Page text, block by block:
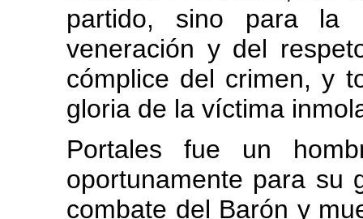
partido, sino para la
veneración y del
cómplice del crimen, y
gloria de la víctima
Portales fue un
oportunamente para su
combate del Barón y